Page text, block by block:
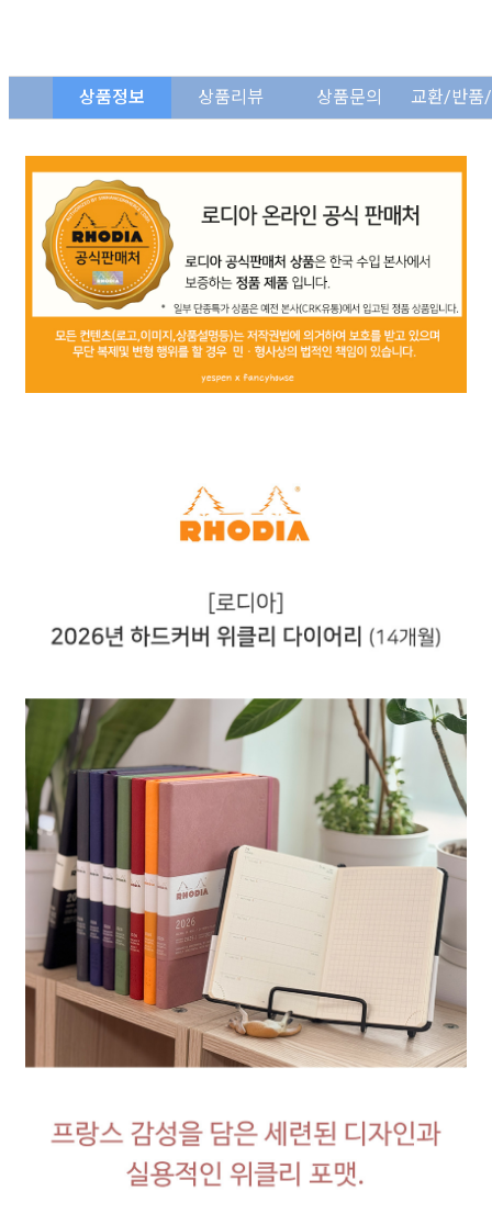
상품정보 상품리뷰 상품문의 교환/반품